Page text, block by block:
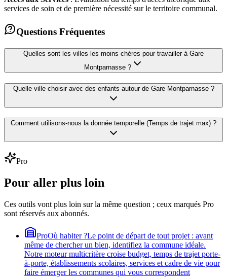
services de soin et de première nécessité sur le territoire communal.
Questions Fréquentes
Quelles sont les villes les moins chères pour travailler à Gare
Montparnasse?
Quelle ville choisir avec des enfants autour de Gare Montparnasse?
Comment utilisons-nous la donnée temporelle (Temps de trajet max) ?
Pro
Pour aller plus loin
Ces outils vont plus loin sur la même question ; ceux marqués Pro
sont réservés aux abonnés.
ProOù habiter ?Le point de départ de tout projet : avant
même de chercher un bien, identifiez la commune idéale.
Notre moteur multicritère croise budget, temps de trajet porte-
à-porte, établissements scolaires, services et cadre de vie pour
faire émerger les communes qui vous correspondent